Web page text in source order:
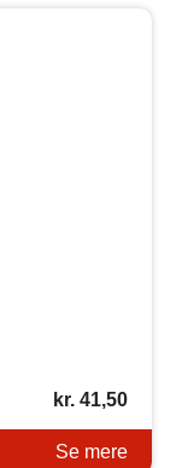
kr.41,50
Se mere